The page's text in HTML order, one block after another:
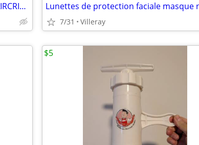
Petite Friteuse à air 1,2 L DASH AQUA AIRCRISP COMPACT 1.2L AIR FRYER
7/31 Villeray
$5